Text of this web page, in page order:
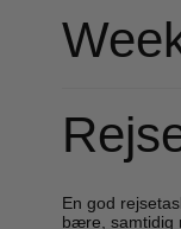
Combi
Top Bags
En god
bære, samtidig